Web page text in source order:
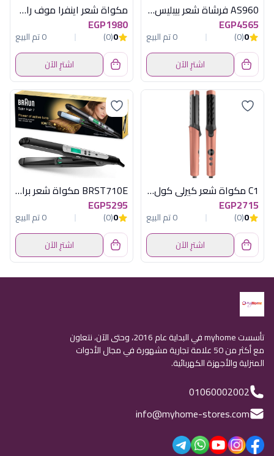
AS960 فرشاة شعر بيبليس هوائية 1000 وات
EGP4565
0
(0)
0 تم البيع
اشترِ الآن
مكواة شعر اينفرا موف راش براش
EGP1980
0
(0)
0 تم البيع
اشترِ الآن
C1 مكواة شعر كيرلى كول روز جولد راش براش
EGP2715
0
(0)
0 تم البيع
اشترِ الآن
BRST710E مكواة شعر براون
EGP5295
0
(0)
0 تم البيع
اشترِ الآن
تأسست myhome في البداية عام 2016، وحتى الآن، نتعاون
مع أكثر من 50 علامة تجارية مشهورة في مجال الأدوات
المنزلية والأجهزة الكهربائية.
01060002002
info@myhome-stores.com